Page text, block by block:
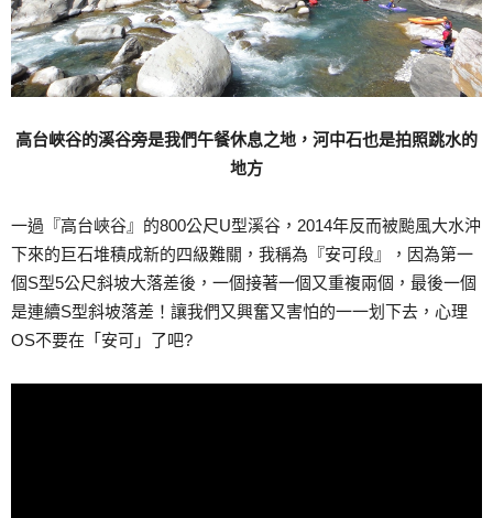
高台峽谷的溪谷旁是我們午餐休息之地，河中石也是拍照跳水的
地方
一過『高台峽谷』的800公尺U型溪谷，2014年反而被颱風大水沖
下來的巨石堆積成新的四級難關，我稱為『安可段』，因為第一
個S型5公尺斜坡大落差後，一個接著一個又重複兩個，最後一個
是連續S型斜坡落差！讓我們又興奮又害怕的一一划下去，心理
OS不要在「安可」了吧?